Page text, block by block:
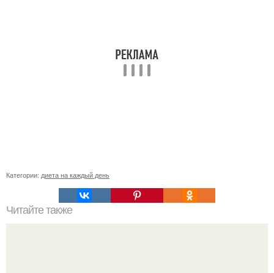
Категории: диета на каждый день
Читайте также